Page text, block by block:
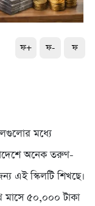
ফ+ ফ- ফ
মধ্যে
অনেক তরুণ-
এই স্কিলটি শিখছে।
মাসে ৫০,০০০ টাকা